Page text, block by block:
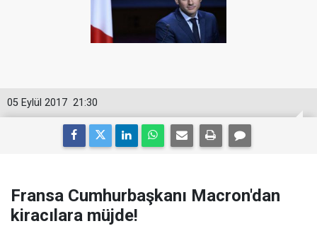
21:30
05 Eylül 2017
Fransa Cumhurbaşkanı Macron'dan
kiracılara müjde!